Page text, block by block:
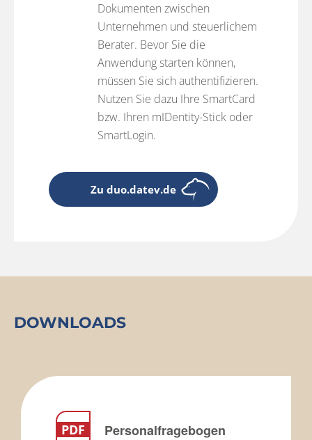
Dokumenten zwischen
Unternehmen und steuerlichem
Berater. Bevor Sie die
Anwendung starten können,
müssen Sie sich authentifizieren.
Nutzen Sie dazu Ihre SmartCard
bzw. Ihren mIDentity-Stick oder
SmartLogin.
Zu duo.datev.de
DOWNLOADS
Personalfragebogen